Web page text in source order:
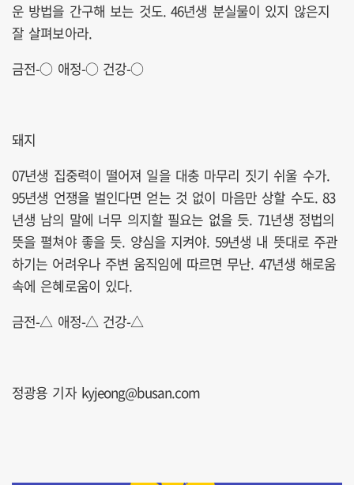
운 방법을 간구해 보는 것도. 46년생 분실물이 있지 않은지
잘 살펴보아라.
금전-○ 애정-○ 건강-○
돼지
07년생 집중력이 떨어져 일을 대충 마무리 짓기 쉬울 수가.
95년생 언쟁을 벌인다면 얻는 것 없이 마음만 상할 수도. 83
년생 남의 말에 너무 의지할 필요는 없을 듯. 71년생 정법의
뜻을 펼쳐야 좋을 듯. 양심을 지켜야. 59년생 내 뜻대로 주관
하기는 어려우나 주변 움직임에 따르면 무난. 47년생 해로움
속에 은혜로움이 있다.
금전-△ 애정-△ 건강-△
정광용 기자 kyjeong@busan.com